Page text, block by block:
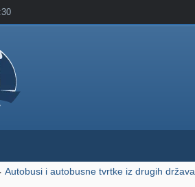
Autobusi i autobusne tvrtke iz drugih država